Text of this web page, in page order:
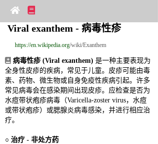
Viral exanthem - 病毒性疹
https://en.wikipedia.org/wiki/Exanthem
病毒性疹 (Viral exanthem) 是一种主要表现为
全身性皮疹的疾病，常见于儿童。皮疹可能由毒
素、药物、微生物或自身免疫性疾病引起。许多
常见病毒会在感染期间出现皮疹。应检查是否为
水痘带状疱疹病毒（Varicella‑zoster virus，水痘
或带状疱疹）或腮腺炎病毒感染，并进行相应治
疗。
○ 治疗 - 非处方药